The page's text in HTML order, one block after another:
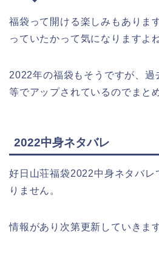
福袋って開ける楽しみもありま
っていたかって気になりますよね
2022年の福袋もそうですが、
等でアップされているのでまと
2022中身ネタバレ
好日山荘福袋2022中身ネタバレ
りません。
情報があり次第更新していきます